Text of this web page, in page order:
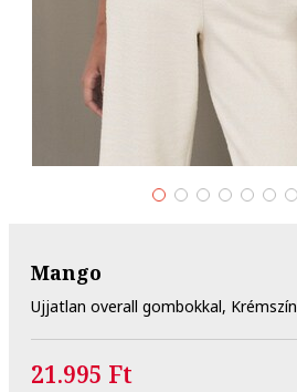
Mango
Ujjatlan overall gombokkal, Krémszín
21.995 Ft